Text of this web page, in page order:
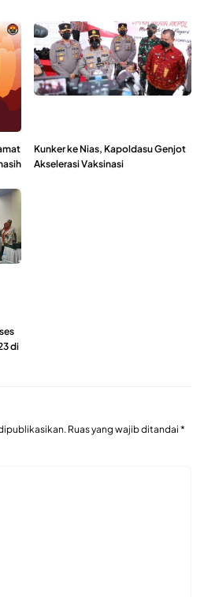
Kunker ke Nias, Kapoldasu Genjot
Akselerasi Vaksinasi
di
Ruas yang wajib ditandai *